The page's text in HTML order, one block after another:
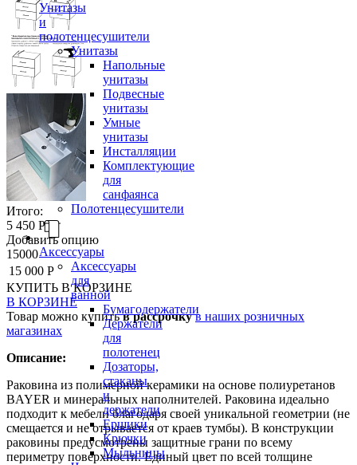
Унитазы
и
полотенцесушители
Унитазы
Напольные
унитазы
Подвесные
унитазы
Умные
унитазы
Инсталляции
Комплектующие
для
санфаянса
Полотенцесушители
Аксессуары
Аксессуары
для
ванной
Бумагодержатели
Держатели
для
полотенец
Дозаторы,
стаканы
и
держатели
Ершики
Крючки
Мыльницы
Итого:
5 450 Р
Добавить опцию
15000
15 000 Р
КУПИТЬ В КОРЗИНЕ
В КОРЗИНЕ
Товар можно купитьв рассрочку в наших розничных
магазинах
Описание:
Раковина из полимерной керамики на основе полиуретанов
BAYER и минеральных наполнителей. Раковина идеально
подходит к мебели благодаря своей уникальной геометрии (не
смещается и не отрывается от краев тумбы). В конструкции
раковины предусмотрены защитные грани по всему
периметру поверхности. Единый цвет по всей толщине